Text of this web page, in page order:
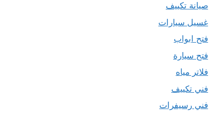
صيانة تكييف
غسيل سيارات
فتح ابواب
فتح سيارة
فلاتر مياه
فني تكييف
فني رسيفرات